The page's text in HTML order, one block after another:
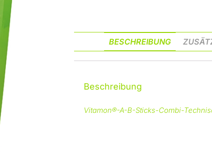
BESCHREIBUNG
Beschreibung
Vitamon®-A-B-Sticks-Combi-